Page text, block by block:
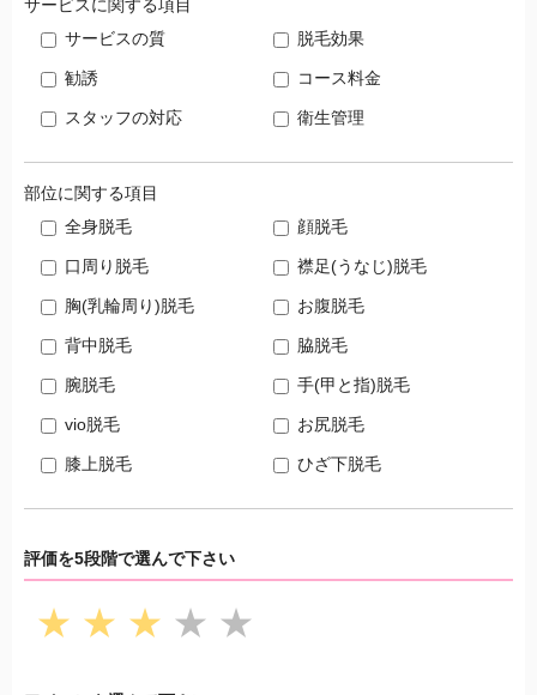
サービスに関する項目
サービスの質
脱毛効果
勧誘 コース料金
スタッフの対応 衛生管理
部位に関する項目
全身脱毛
顔脱毛
口周り脱毛 襟足(うなじ)脱毛
胸(乳輪周り)脱毛 お腹脱毛
背中脱毛 脇脱毛
腕脱毛 手(甲と指)脱毛
vio脱毛 お尻脱毛
膝上脱毛 ひざ下脱毛
評価を5段階で選んで下さい
★ ★ ★ ★ ★